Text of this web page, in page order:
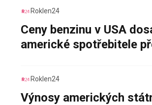
Roklen24
Ceny benzinu v USA
americké spotřebitele
Roklen24
Výnosy amerických